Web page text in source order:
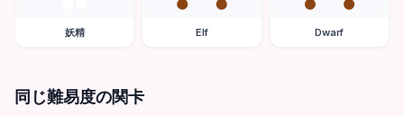
妖精 Elf Dwarf
同じ難易度の関卡